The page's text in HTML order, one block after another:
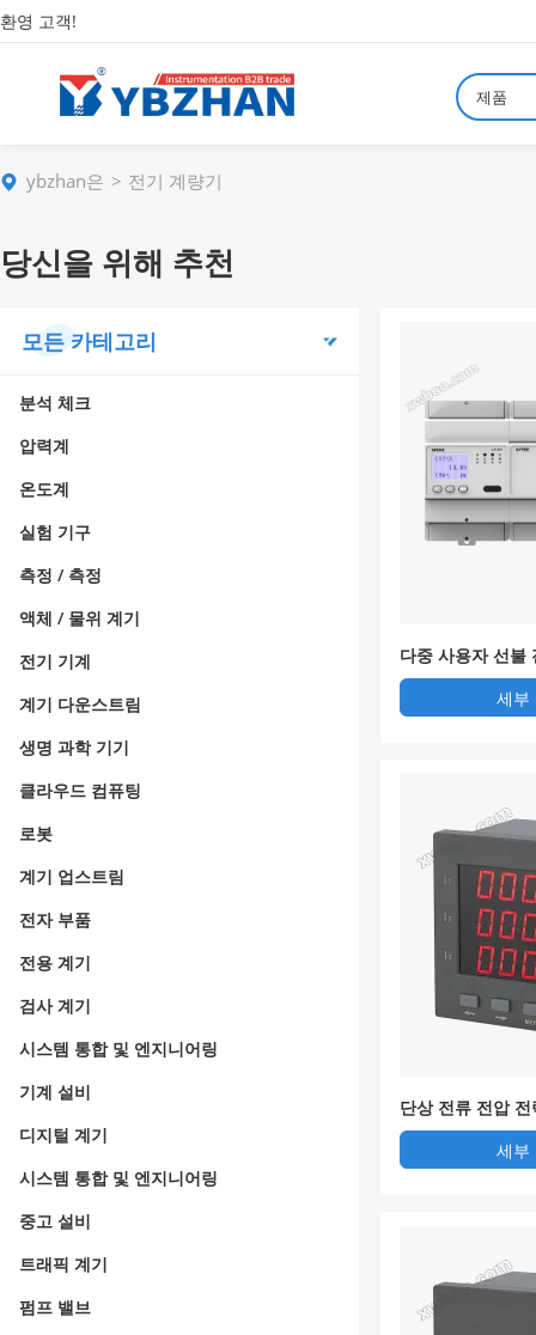
환영 고객!
제품
ybzhan은 전기 계량기
당신을 위해 추천
모든 카테고리
분석 체크
압력계
온도계
실험 기구
측정 / 측정
액체 / 물위 계기
전기 기계
계기 다운스트림
생명 과학 기기
클라우드 컴퓨팅
로봇
계기 업스트림
전자 부품
전용 계기
검사 계기
시스템 통합 및 엔지니어링
기계 설비
디지털 계기
시스템 통합 및 엔지니어링
중고 설비
트래픽 계기
펌프 밸브
다중 사용자 선불
세부
단상 전류 전압
UIH-9K1
세부